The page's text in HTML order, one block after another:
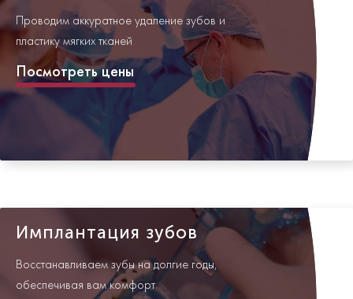
Проводим аккуратное удаление зубов и
пластику мягких тканей
Посмотреть цены
Имплантация зубов
Восстанавливаем зубы на долгие годы,
обеспечивая вам комфорт